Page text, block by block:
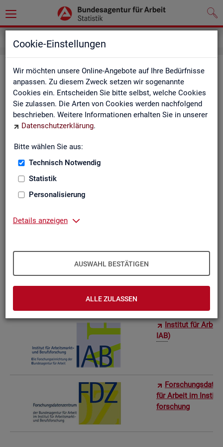
Cookie-Einstellungen
Wir möchten unsere Online-Angebote auf Ihre Bedürfnisse
anpassen. Zu diesem Zweck setzen wir sogenannte
Cookies ein. Entscheiden Sie bitte selbst, welche Cookies
Sie zulassen. Die Arten von Cookies werden nachfolgend
beschrieben. Weitere Informationen erhalten Sie in unserer
Datenschutzerklärung.
Bitte wählen Sie aus:
Technisch Notwendig
Statistik
Personalisierung
Details anzeigen
AUSWAHL BESTÄTIGEN
ALLE ZULASSEN
Wei­te­re Sta­tis­tik­an­ge­bo­te
Hier er­hal­ten Sie eine Aus­wahl wei­te­rer Sta­tis­tik­an­ge­bo­te an­
de­rer In­sti­tu­tio­nen:
In­sti­tut für
IAB)
für Ar­beit im
for­schung